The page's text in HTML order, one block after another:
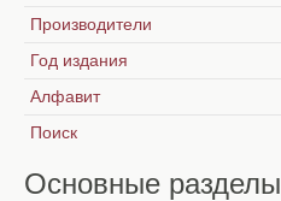
Производители
Год издания
Алфавит
Поиск
Основные разделы